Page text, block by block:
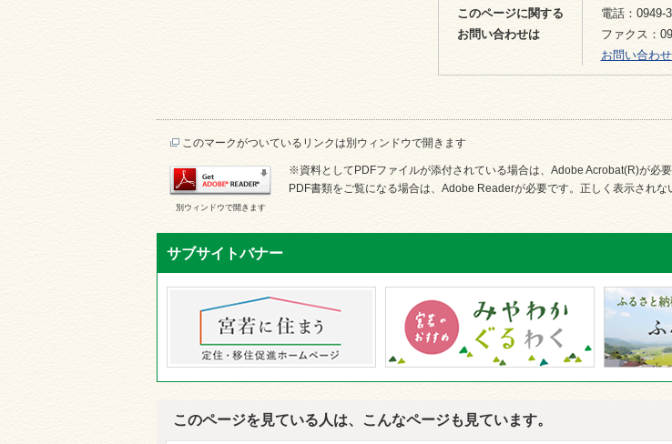
このページに関する
お問い合わせは
電話：0949-
ファクス：
お問い合わ
このマークがついているリンクは別ウィンドウで開きます
別ウィンドウで開きます
※資料としてPDFファイルが添付されている場合は、Adobe Acrobat(R)が必要
PDF書類をご覧になる場合は、Adobe Readerが必要です。正しく表示されな
サブサイトバナー
このページを見ている人は、こんなページも見ています。